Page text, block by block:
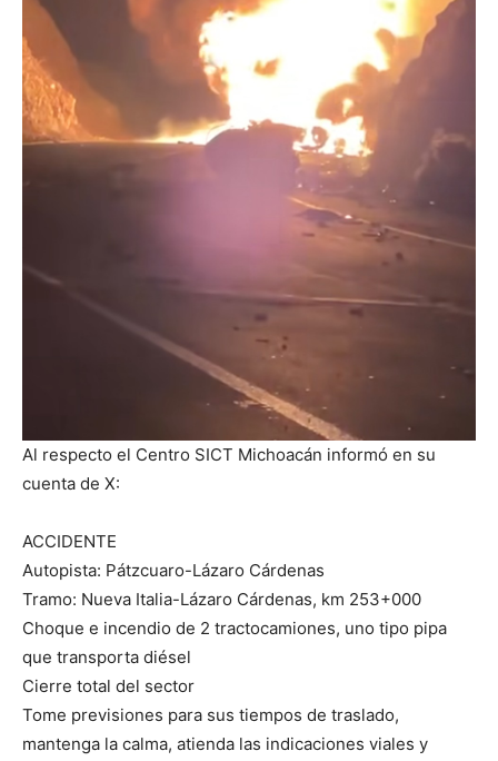
Al respecto el Centro SICT Michoacán informó en su
cuenta de X:
ACCIDENTE
Autopista: Pátzcuaro-Lázaro Cárdenas
Tramo: Nueva Italia-Lázaro Cárdenas, km 253+000
Choque e incendio de 2 tractocamiones, uno tipo pipa
que transporta diésel
Cierre total del sector
Tome previsiones para sus tiempos de traslado,
mantenga la calma, atienda las indicaciones viales y